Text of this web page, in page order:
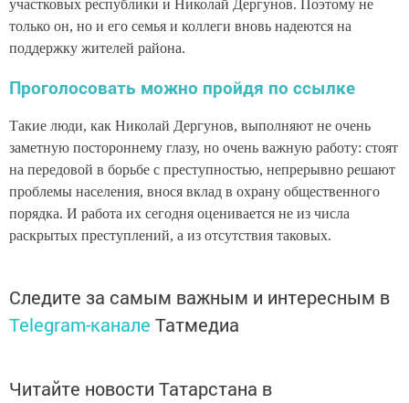
участковых республики и Николай Дергунов. Поэтому не
только он, но и его семья и коллеги вновь надеются на
поддержку жителей района.
Проголосовать можно пройдя по ссылке
Такие люди, как Николай Дергунов, выполняют не очень
заметную постороннему глазу, но очень важную работу: стоят
на передовой в борьбе с преступностью, непрерывно решают
проблемы населения, внося вклад в охрану общественного
порядка. И работа их сегодня оценивается не из числа
раскрытых преступлений, а из отсутствия таковых.
Следите за самым важным и интересным в
Telegram-канале Татмедиа
Читайте новости Татарстана в